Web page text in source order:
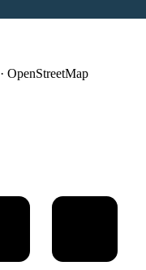
· OpenStreetMap